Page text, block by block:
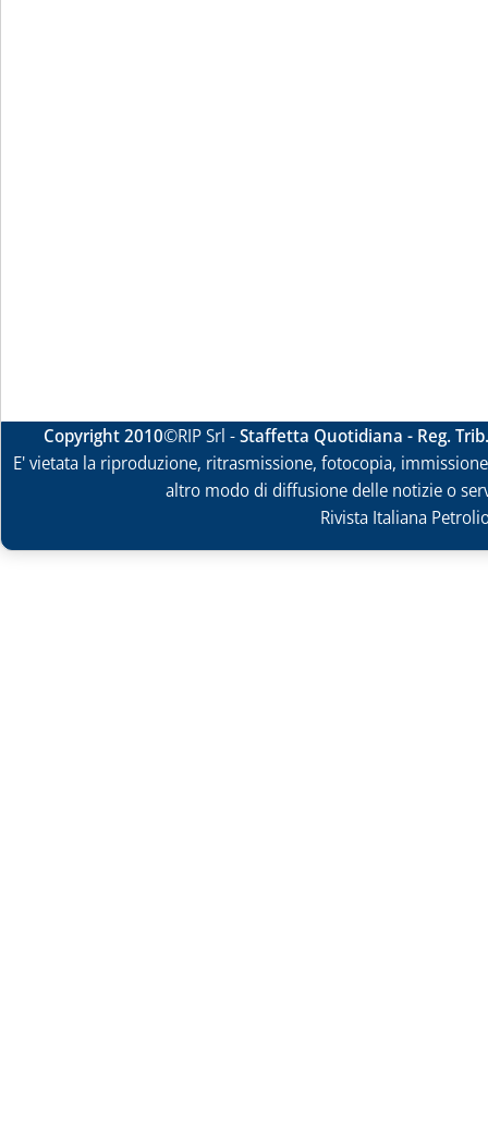
Copyright 2010©RIP Srl -Staffetta Quotidiana - Reg.
E' vietata la riproduzione, ritrasmissione, fotocopia,
altro modo di diffusione delle notizie o
Rivista Italiana